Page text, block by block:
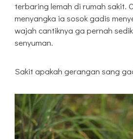
terbaring lemah di rumah sakit.
menyangka ia sosok gadis
wajah cantiknya ga pernah
senyuman.
Sakit apakah gerangan sang